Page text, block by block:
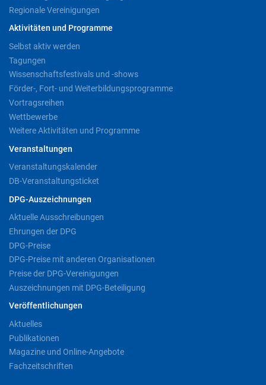
Regionale Vereinigungen
Aktivitäten und Programme
Selbst aktiv werden
Tagungen
Wissenschaftsfestivals und -shows
Förder-, Fort- und Weiterbildungsprogramme
Vortragsreihen
Wettbewerbe
Weitere Aktivitäten und Programme
Veranstaltungen
Veranstaltungskalender
DB-Veranstaltungsticket
DPG-Auszeichnungen
Aktuelle Ausschreibungen
Ehrungen der DPG
DPG-Preise
DPG-Preise mit anderen Organisationen
Preise der DPG-Vereinigungen
Auszeichnungen mit DPG-Beteiligung
Veröffentlichungen
Aktuelles
Publikationen
Magazine und Online-Angebote
Fachzeitschriften